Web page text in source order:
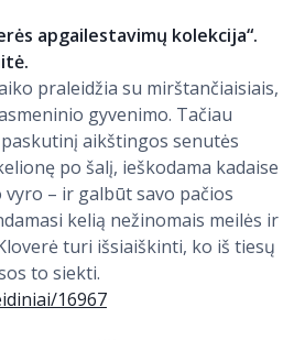
apgailestavimų kolekcija“.
praleidžia su mirštančiaisiais,
gyvenimo. Tačiau
aikštingos senutės
po šalį, ieškodama kadaise
– ir galbūt savo pačios
kelią nežinomais meilės ir
turi išsiaiškinti, ko iš tiesų
to siekti.
16967